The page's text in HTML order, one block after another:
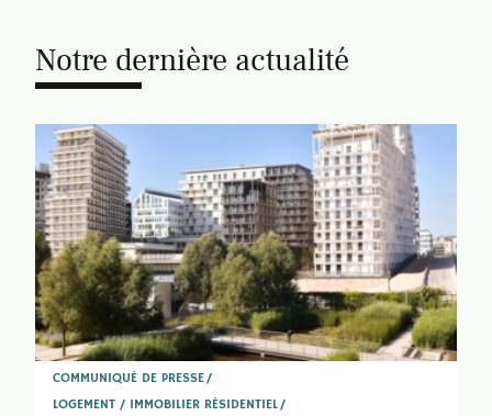
Notre dernière actualité
COMMUNIQUÉ DE PRESSE
LOGEMENT / IMMOBILIER RÉSIDENTIEL